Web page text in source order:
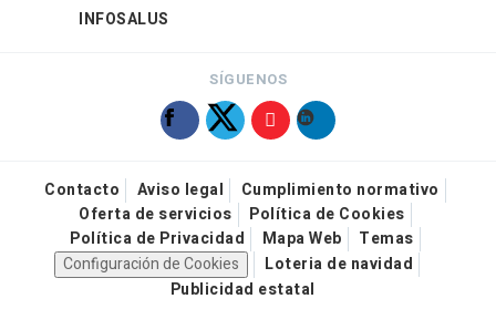
INFOSALUS
SÍGUENOS
Contacto Aviso legal
Cumplimiento normativo
Oferta de servicios
Política de Cookies
Política de Privacidad
Mapa Web
Temas
Configuración de Cookies
Loteria de navidad
Publicidad estatal